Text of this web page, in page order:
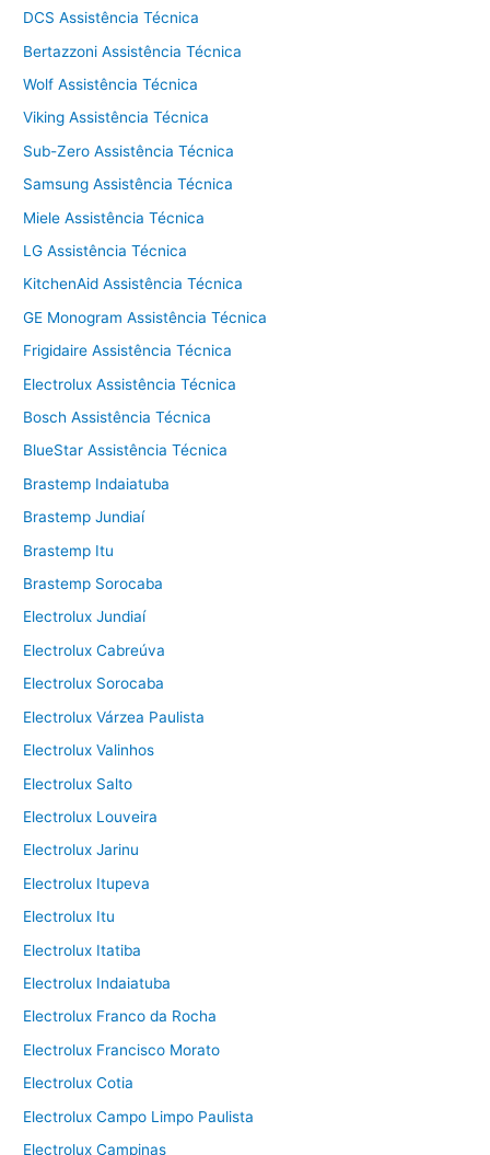
DCS Assistência Técnica
Bertazzoni Assistência Técnica
Wolf Assistência Técnica
Viking Assistência Técnica
Sub-Zero Assistência Técnica
Samsung Assistência Técnica
Miele Assistência Técnica
LG Assistência Técnica
KitchenAid Assistência Técnica
GE Monogram Assistência Técnica
Frigidaire Assistência Técnica
Electrolux Assistência Técnica
Bosch Assistência Técnica
BlueStar Assistência Técnica
Brastemp Indaiatuba
Brastemp Jundiaí
Brastemp Itu
Brastemp Sorocaba
Electrolux Jundiaí
Electrolux Cabreúva
Electrolux Sorocaba
Electrolux Várzea Paulista
Electrolux Valinhos
Electrolux Salto
Electrolux Louveira
Electrolux Jarinu
Electrolux Itupeva
Electrolux Itu
Electrolux Itatiba
Electrolux Indaiatuba
Electrolux Franco da Rocha
Electrolux Francisco Morato
Electrolux Cotia
Electrolux Campo Limpo Paulista
Electrolux Campinas